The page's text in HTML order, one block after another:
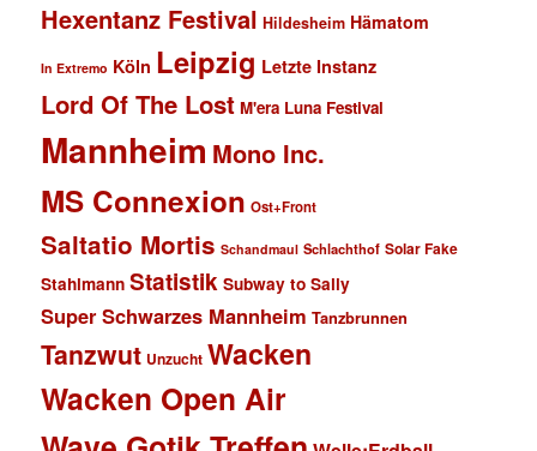
Hexentanz Festival Hildesheim Hämatom
In Extremo Köln Leipzig Letzte Instanz
Lord Of The Lost M'era Luna Festival
Mannheim Mono Inc.
MS Connexion Ost+Front
Saltatio Mortis Schandmaul Schlachthof Solar Fake
Stahlmann Statistik Subway to Sally
Super Schwarzes Mannheim Tanzbrunnen
Tanzwut Unzucht Wacken
Wacken Open Air